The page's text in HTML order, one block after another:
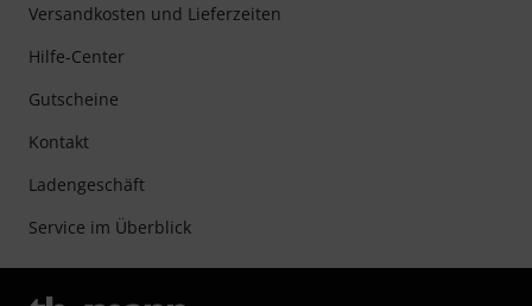
Versandkosten und Lieferzeiten
Hilfe-Center
Gutscheine
Kontakt
Ladengeschäft
Service im Überblick